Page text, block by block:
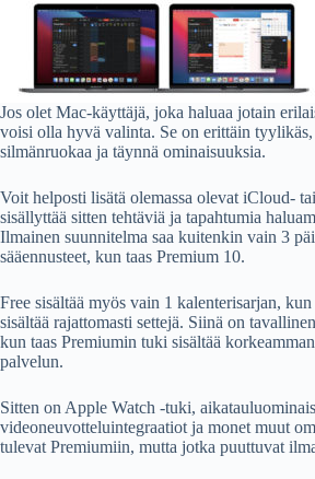
Jos olet Mac-käyttäjä, joka haluaa jotain
voisi olla hyvä valinta. Se on erittäin tyylikäs,
silmänruokaa ja täynnä ominaisuuksia.
Voit helposti lisätä olemassa olevat iCloud-
sisällyttää sitten tehtäviä ja tapahtumia
Ilmainen suunnitelma saa kuitenkin vain 3
sääennusteet, kun taas Premium 10.
Free sisältää myös vain 1 kalenterisarjan,
sisältää rajattomasti settejä. Siinä on
kun taas Premiumin tuki sisältää
palvelun.
Sitten on Apple Watch -tuki,
videoneuvotteluintegraatiot ja monet muut
tulevat Premiumiin, mutta jotka puuttuvat